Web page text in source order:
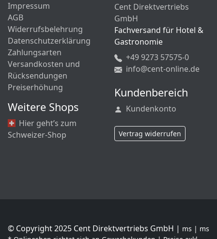
Impressum
AGB
Widerrufsbelehrung
Datenschutzerklärung
Zahlungsarten
Versandkosten und
Rücksendungen
Preiserhöhung
Weitere Shops
Hier geht’s zum
Schweizer-Shop
Cent Direktvertriebs
GmbH
Fachversand für Hotel &
Gastronomie
+49 9273 57575-0
info@cent-online.de
Kundenbereich
Kundenkonto
Vertrag widerrufen
© Copyright 2025 Cent Direktvertriebs GmbH | ms | ms